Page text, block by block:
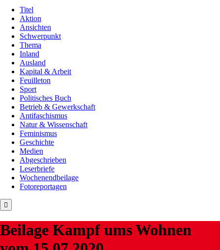
Titel
Aktion
Ansichten
Schwerpunkt
Thema
Inland
Ausland
Kapital & Arbeit
Feuilleton
Sport
Politisches Buch
Betrieb & Gewerkschaft
Antifaschismus
Natur & Wissenschaft
Feminismus
Geschichte
Medien
Abgeschrieben
Leserbriefe
Wochenendbeilage
Fotoreportagen
Beilage Kampf ums Wohnen